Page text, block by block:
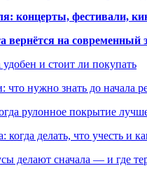
концерты, фестивали,
на современный
и стоит ли покупать
что нужно знать до начала
рулонное покрытие
когда делать, что учесть и
делают сначала — и где